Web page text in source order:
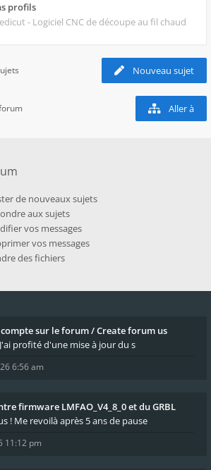
profils
- Logiciel CNC de découpe au fil chaud
Nouveau sujet
Aller à
de nouveaux sujets
aux sujets
vos messages
vos messages
des fichiers
compte sur le forum / Create forum us
profité d'une mise à jour du s
6:56 am
firmware LMFAO_V4_8_0 et du GRBL
! Me revoilà après 5 ans de pause
11:12 pm